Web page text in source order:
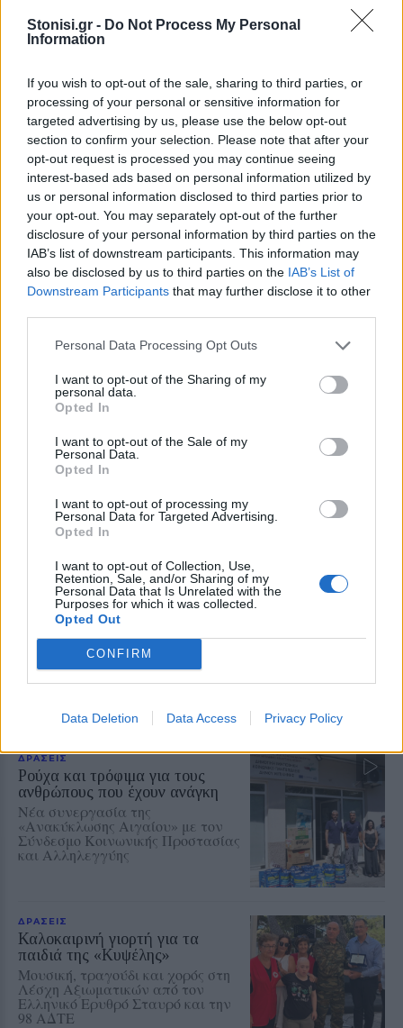
Stonisi.gr - Do Not Process My Personal
Information
If you wish to opt-out of the sale, sharing to third parties, or
processing of your personal or sensitive information for
targeted advertising by us, please use the below opt-out
section to confirm your selection. Please note that after your
opt-out request is processed you may continue seeing
interest-based ads based on personal information utilized by
us or personal information disclosed to third parties prior to
your opt-out. You may separately opt-out of the further
disclosure of your personal information by third parties on the
IAB’s list of downstream participants. This information may
also be disclosed by us to third parties on the IAB’s List of
Downstream Participants that may further disclose it to other
Personal Data Processing Opt Outs
I want to opt-out of the Sharing of my
personal data.
Opted In
I want to opt-out of the Sale of my
Personal Data.
Opted In
I want to opt-out of processing my
Personal Data for Targeted Advertising.
Opted In
I want to opt-out of Collection, Use,
Retention, Sale, and/or Sharing of my
Personal Data that Is Unrelated with the
Purposes for which it was collected.
Opted Out
CONFIRM
Data Deletion Data Access Privacy Policy
πρόταση να δοθεί το όνομά τους σε
δρόμο του τόπου όπου γεννήθηκαν
Ένα γλυκό ταξίδι στη φύση της
δυτικής Λέσβου
Το θυμαρίσιο μέλι, οι επικονιαστές
και τα αρωματικά φυτά
πρωταγωνίστησαν στη γευστική
εμπειρία που φιλοξενεησε το
Μουσείο Φυσικής Ιστορίας
Απολιθωμένου Δάσους Λέσβου
ΔΡΑΣΕΙΣ
Τρεις συγκεντρώσεις στη Λέσβο
για την Παλαιστίνη
Μυτιλήνη, Πλωμάρι και Ερεσός
πανελλαδική ημέρα δράσης
στη συνέχιση της συνεργασίας
ΔΡΑΣΕΙΣ
Απολιθωμένο Δάσος μέσα από
ένα νέο παιχνίδι
Διαδραστική εκπαιδευτική δράση
αναμνηστικά για όλους και ετήσια
κάρτα ελεύθερης εισόδου για τον
νικητή
ΔΡΑΣΕΙΣ
Κάλεσμα για συγκέντρωση υπέρ
της Παλαιστίνης από
ανειδίκευτους γιατρούς της
Λέσβου
Την Κυριακή 9 Αυγούστου, στις
7.30 το απόγευμα, έξω από το
κεντρικό κτήριο της Περιφέρειας
κινητοποίηση
ΔΡΑΣΕΙΣ
Ρούχα και τρόφιμα για τους
ανθρώπους που έχουν ανάγκη
Νέα συνεργασία της
«Ανακύκλωσης Αιγαίου» με τον
Σύνδεσμο Κοινωνικής Προστασίας
και Αλληλεγγύης
ΔΡΑΣΕΙΣ
Καλοκαιρινή γιορτή για τα
παιδιά της «Κυψέλης»
Μουσική, τραγούδι και χορός στη
Λέσχη Αξιωματικών από τον
Ελληνικό Ερυθρό Σταυρό και την
98 ΑΔΤΕ